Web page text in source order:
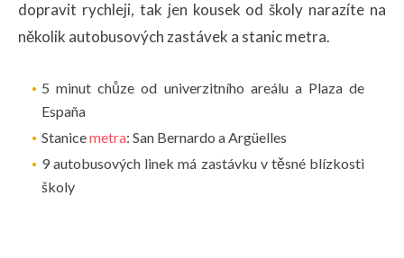
dopravit rychleji, tak jen kousek od školy narazíte na
několik autobusových zastávek a stanic metra.
5 minut chůze od univerzitního areálu a Plaza de
España
Stanicemetra: San Bernardo a Argüelles
9 autobusových linek má zastávku v těsné blízkosti
školy